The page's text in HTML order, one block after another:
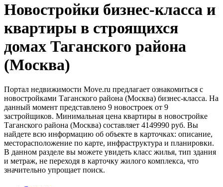
Новостройки бизнес-класса и
квартиры в строящихся
домах Таганского района
(Москва)
Портал недвижимости Move.ru предлагает ознакомиться с
новостройками Таганского района (Москва) бизнес-класса. На
данный момент представлено 9 новостроек от 9
застройщиков. Минимальная цена квартиры в новостройке
Таганского района (Москва) составляет 4149990 руб. Вы
найдете всю информацию об объекте в карточках: описание,
месторасположение по карте, инфраструктура и планировки.
В данном разделе вы можете увидеть класс жилья, тип здания
и метраж, не переходя в карточку жилого комплекса, что
значительно упрощает поиск.